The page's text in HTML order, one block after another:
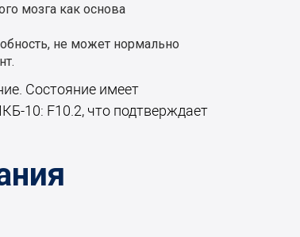
мозга как основа
не может нормально
Состояние имеет
10: F10.2, что подтверждает